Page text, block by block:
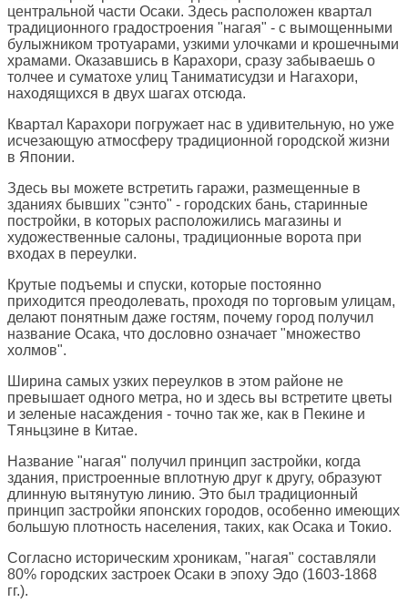
центральной части Осаки. Здесь расположен квартал
традиционного градостроения "нагая" - c вымощенными
булыжником тротуарами, узкими улочками и крошечными
храмами. Оказавшись в Карахори, сразу забываешь о
толчее и суматохе улиц Tаниматисудзи и Нагахори,
находящихся в двух шагах отсюда.
Квартал Карахори погружает нас в удивительную, но уже
исчезающую атмосферу традиционной городской жизни
в Японии.
Здесь вы можете встретить гаражи, размещенные в
зданиях бывших "сэнто" - городских бань, старинные
постройки, в которых расположились магазины и
художественные салоны, традиционные ворота при
входах в переулки.
Крутые подъемы и спуски, которые постоянно
приходится преодолевать, проходя по торговым улицам,
делают понятным даже гостям, почему город получил
название Осака, что дословно означает "множество
холмов".
Ширина самых узких переулков в этом районе не
превышает одного метра, но и здесь вы встретите цветы
и зеленые насаждения - точно так же, как в Пекине и
Tяньцзине в Китае.
Название "нагая" получил принцип застройки, когда
здания, пристроенные вплотную друг к другу, образуют
длинную вытянутую линию. Это был традиционный
принцип застройки японских городов, особенно имеющих
большую плотность населения, таких, как Осака и Токио.
Согласно историческим хроникам, "нагая" составляли
80% городских застроек Осаки в эпоху Эдо (1603-1868
гг.).